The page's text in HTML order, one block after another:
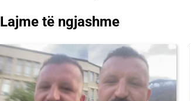
postimet
Lajme të ngjashme